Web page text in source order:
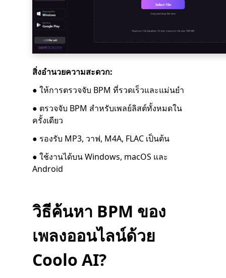
สิ่งอำนวยความสะดวก:
● ให้การตรวจจับ BPM ที่รวดเร็วและแม่นยำ
● ตรวจจับ BPM สำหรับเพลย์ลิสต์ทั้งหมดใน
ครั้งเดียว
● รองรับ MP3, วาฟ, M4A, FLAC เป็นต้น
● ใช้งานได้บน Windows, macOS และ
Android
วิธีค้นหา BPM ของ
เพลงออนไลน์ด้วย
Coolo AI?